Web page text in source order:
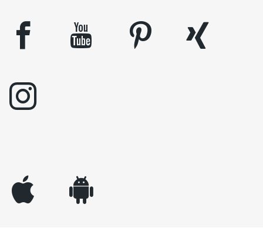
facebook youtube pinterest
xing
instagram
appleinc android